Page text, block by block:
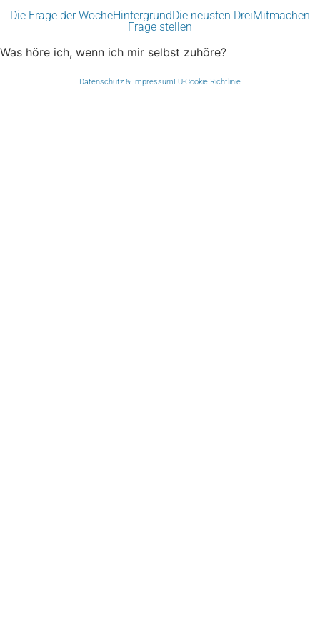
Die Frage der WocheHintergrundDie neusten DreiMitmachen
Frage stellen
Was höre ich, wenn ich mir selbst zuhöre?
Datenschutz & ImpressumEU-Cookie Richtlinie